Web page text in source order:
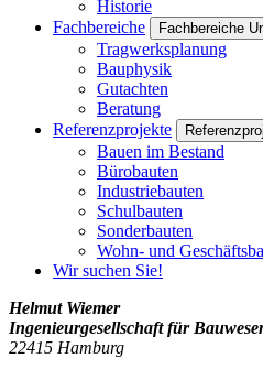
Historie
Fachbereiche
Fachbereiche
Tragwerksplanung
Bauphysik
Gutachten
Beratung
Referenzprojekte
Bauen im Bestand
Bürobauten
Industriebauten
Schulbauten
Sonderbauten
Wohn- und
Wir suchen Sie!
Helmut Wiemer
Ingenieurgesellschaft für
22415 Hamburg